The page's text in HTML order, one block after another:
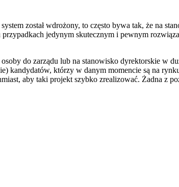
został wdrożony, to często bywa tak, że na
jedynym skutecznym i pewnym
do zarządu lub na stanowisko dyrektorskie w
kandydatów, którzy w danym momencie są na
aby taki projekt szybko zrealizować. Żadna z